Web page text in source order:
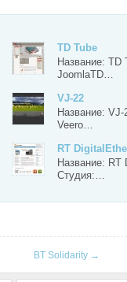
TD Tube
Название: TD
JoomlaTD…
VJ-22
Название:
Veero…
RT
Название: RT
Студия:…
BT Solidarity →